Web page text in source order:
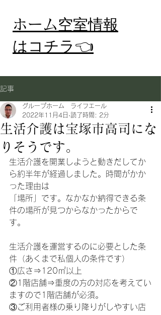
​ホーム空室情報
​はコチラ👈
記事
生活介護は宝塚市高司にな
りそうです。
グループホーム ライフエール
2022年11月4日 読了時間: 2分
生活介護を開業しようと動きだしてか
ら約半年が経過しました。時間がかか
った理由は
「場所」です。なかなか納得できる条
件の場所が見つからなかったからで
す。
生活介護を運営するのに必要とした条
件（あくまで私個人の条件です）
①広さ⇒120㎡以上
②1階店舗⇒重度の方の対応を考えてい
ますので1階店舗が必須。
③ご利用者様の乗り降りがしやすい店